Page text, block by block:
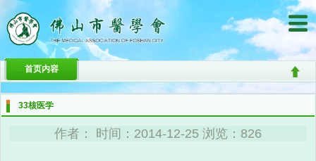
首页内容
33核医学
作者： 时间：2014-12-25 浏览：826